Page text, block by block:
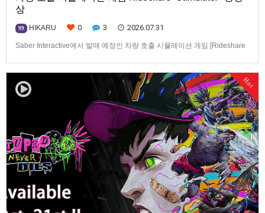
상
99 HIKARU 0 3 2026.07.31
Saber Interactive에서 발매 예정인 차량 호출 시뮬레이션 게임 [Rideshare
을 운영하는 드라이버가 되어라'Rideshare "Stimulat…
Hot